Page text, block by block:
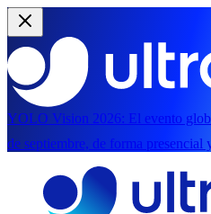
YOLO Vision 2026: El evento
de septiembre, de forma presencial